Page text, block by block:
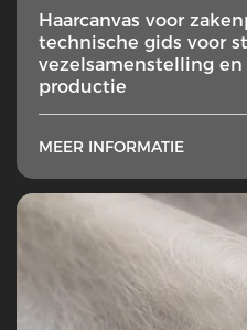
Haarcanvas voor
technische gids voor
vezelsamenstelling
productie
MEER INFORMATIE